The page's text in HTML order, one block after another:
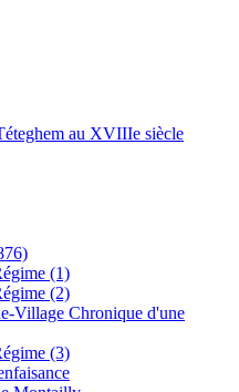
au XVIIIe siècle
(1)
(2)
Village Chronique d'une
(3)